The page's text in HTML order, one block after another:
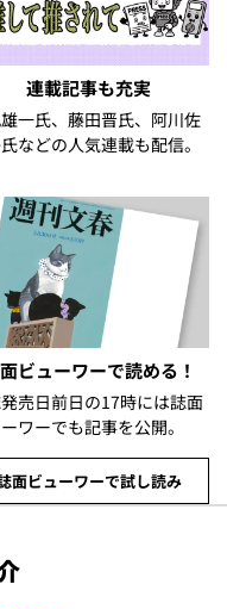
連載記事も充実
一氏、藤田晋氏、阿川佐
などの人気連載も配信。
ビューワーで読める！
売日前日の17時には誌面
ワーでも記事を公開。
面ビューワーで試し読み